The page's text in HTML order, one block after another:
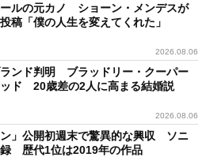
ルの元カノ ショーン・メンデスが
稿「僕の人生を変えてくれた」
2026.08.06
ンド判明 ブラッドリー・クーパー
ッド 20歳差の2人に高まる結婚説
2026.08.06
ン」公開初週末で驚異的な興収 ソニ
歴代1位は2019年の作品